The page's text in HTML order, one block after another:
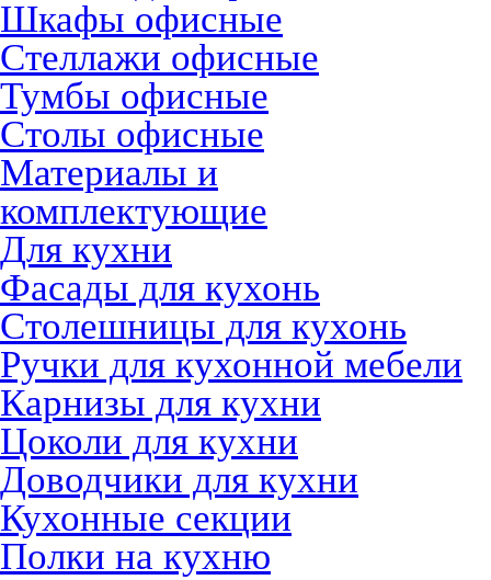
Шкафы офисные
Стеллажи офисные
Тумбы офисные
Столы офисные
Материалы и
комплектующие
Для кухни
Фасады для кухонь
Столешницы для кухонь
Ручки для кухонной мебели
Карнизы для кухни
Цоколи для кухни
Доводчики для кухни
Кухонные секции
Полки на кухню